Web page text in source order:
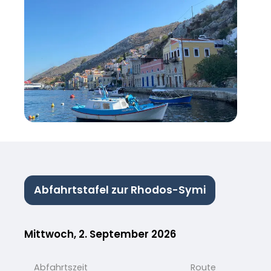
Abfahrtstafel zur Rhodos-Symi
Mittwoch, 2. September 2026
Abfahrtszeit Route